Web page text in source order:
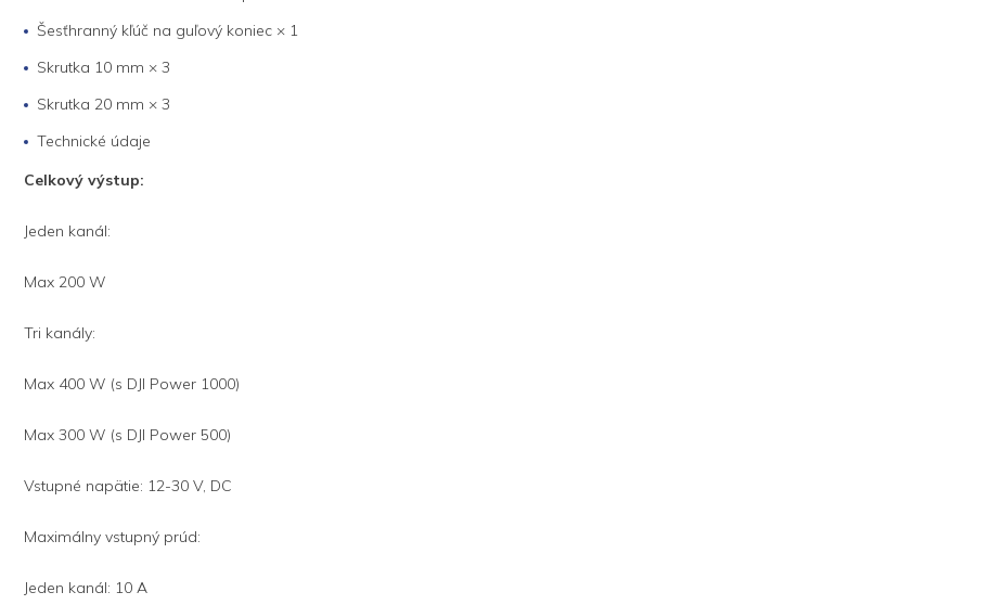
Šesťhranný kľúč na guľový koniec × 1
Skrutka 10 mm × 3
Skrutka 20 mm × 3
Technické údaje
Celkový výstup:
Jeden kanál:
Max 200 W
Tri kanály:
Max 400 W (s DJI Power 1000)
Max 300 W (s DJI Power 500)
Vstupné napätie: 12-30 V, DC
Maximálny vstupný prúd:
Jeden kanál: 10 A